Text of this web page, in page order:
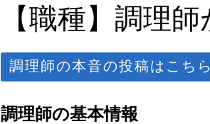
【職種】調理
調理師の本音の投稿はこち
調理師の基本情報